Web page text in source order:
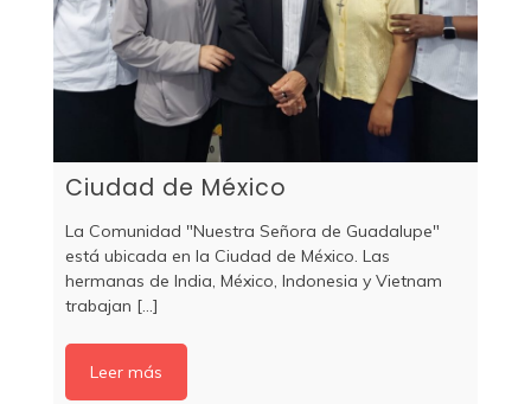
Ciudad de México
La Comunidad "Nuestra Señora de Guadalupe"
está ubicada en la Ciudad de México. Las
hermanas de India, México, Indonesia y Vietnam
trabajan [...]
Leer más